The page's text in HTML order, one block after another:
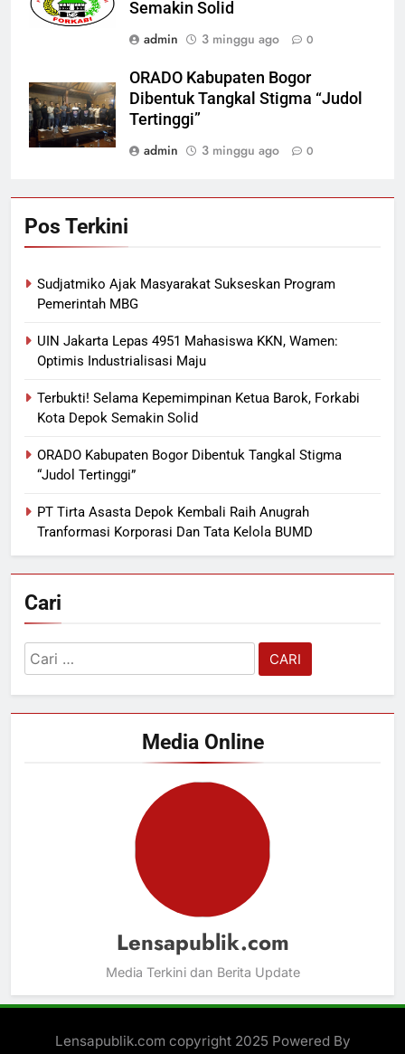
Semakin Solid
admin
3 minggu ago 0
ORADO Kabupaten Bogor
Dibentuk Tangkal Stigma “Judol
Tertinggi”
admin
3 minggu ago 0
Pos Terkini
Sudjatmiko Ajak Masyarakat Sukseskan Program
Pemerintah MBG
UIN Jakarta Lepas 4951 Mahasiswa KKN, Wamen:
Optimis Industrialisasi Maju
Terbukti! Selama Kepemimpinan Ketua Barok, Forkabi
Kota Depok Semakin Solid
ORADO Kabupaten Bogor Dibentuk Tangkal Stigma
“Judol Tertinggi”
PT Tirta Asasta Depok Kembali Raih Anugrah
Tranformasi Korporasi Dan Tata Kelola BUMD
Cari
Cari
untuk:
Media Online
Lensapublik.com
Media Terkini dan Berita Update
Lensapublik.com copyright 2025 Powered By